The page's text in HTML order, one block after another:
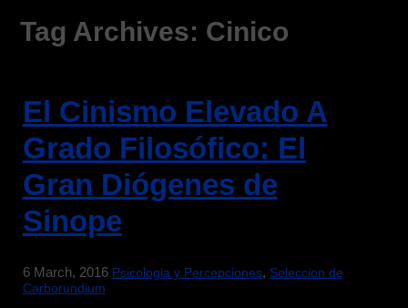
Tag Archives: Cinico
El Cinismo Elevado A
Grado Filosófico: El
Gran Diógenes de
Sinope
6 March, 2016 Psicologia y Percepciones, Seleccion de
Carborundium